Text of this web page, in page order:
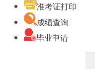
准考证打印
成绩查询
毕业申请